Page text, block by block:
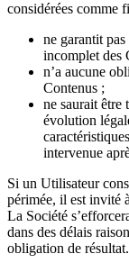
considérées comme
ne garantit pas
incomplet des
n’a aucune
Contenus ;
ne saurait être
évolution
intervenue
Si un Utilisateur
périmée, il est invité
La Société
dans des délais
obligation de résultat.